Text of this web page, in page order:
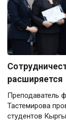
расширяется
Преподаватель
Тастемирова
студентов